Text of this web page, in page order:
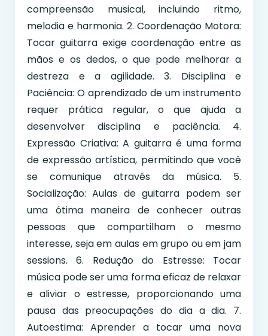
compreensão musical, incluindo ritmo,
melodia e harmonia. 2. Coordenação Motora:
Tocar guitarra exige coordenação entre as
mãos e os dedos, o que pode melhorar a
destreza e a agilidade. 3. Disciplina e
Paciência: O aprendizado de um instrumento
requer prática regular, o que ajuda a
desenvolver disciplina e paciência. 4.
Expressão Criativa: A guitarra é uma forma
de expressão artística, permitindo que você
se comunique através da música. 5.
Socialização: Aulas de guitarra podem ser
uma ótima maneira de conhecer outras
pessoas que compartilham o mesmo
interesse, seja em aulas em grupo ou em jam
sessions. 6. Redução do Estresse: Tocar
música pode ser uma forma eficaz de relaxar
e aliviar o estresse, proporcionando uma
pausa das preocupações do dia a dia. 7.
Autoestima: Aprender a tocar uma nova